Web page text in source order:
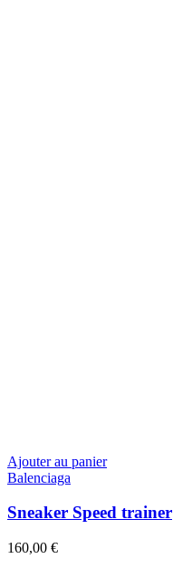
Ajouter au panier
Balenciaga
Sneaker Speed trainer
160,00 €